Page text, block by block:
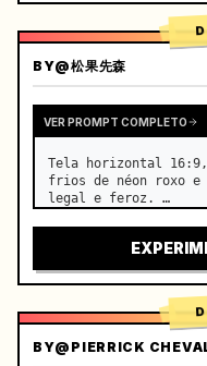
BY@松果先森
VER PROMPT COMPLETO
Tela horizontal
frios de néon roxo e
legal e feroz. …
BY@PIERRICK